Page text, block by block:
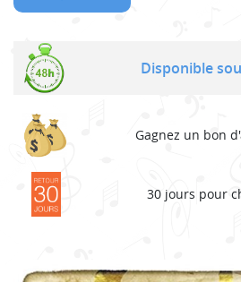
Disponible
Gagnez un bon
30 jours pour